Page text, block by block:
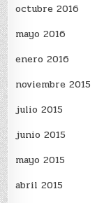
octubre 2016
mayo 2016
enero 2016
noviembre 2015
julio 2015
junio 2015
mayo 2015
abril 2015